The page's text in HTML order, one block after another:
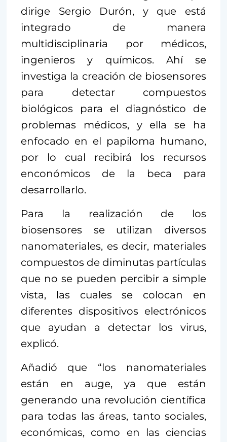
dirige Sergio Durón, y que está
integrado de manera
multidisciplinaria por médicos,
ingenieros y químicos. Ahí se
investiga la creación de biosensores
para detectar compuestos
biológicos para el diagnóstico de
problemas médicos, y ella se ha
enfocado en el papiloma humano,
por lo cual recibirá los recursos
enconómicos de la beca para
desarrollarlo.
Para la realización de los
biosensores se utilizan diversos
nanomateriales, es decir, materiales
compuestos de diminutas partículas
que no se pueden percibir a simple
vista, las cuales se colocan en
diferentes dispositivos electrónicos
que ayudan a detectar los virus,
explicó.
Añadió que “los nanomateriales
están en auge, ya que están
generando una revolución científica
para todas las áreas, tanto sociales,
económicas, como en las ciencias